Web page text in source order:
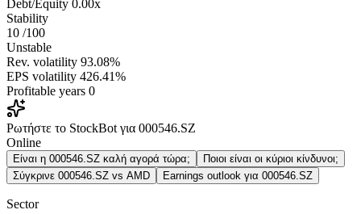
Debt/Equity 0.00x
Stability
10 /100
Unstable
Rev. volatility 93.08%
EPS volatility 426.41%
Profitable years 0
Ρωτήστε το StockBot για 000546.SZ
Online
Είναι η 000546.SZ καλή αγορά τώρα;
Ποιοι είναι οι κύριοι κίνδυνοι;
Σύγκρινε 000546.SZ vs AMD
Earnings outlook για 000546.SZ
Sector